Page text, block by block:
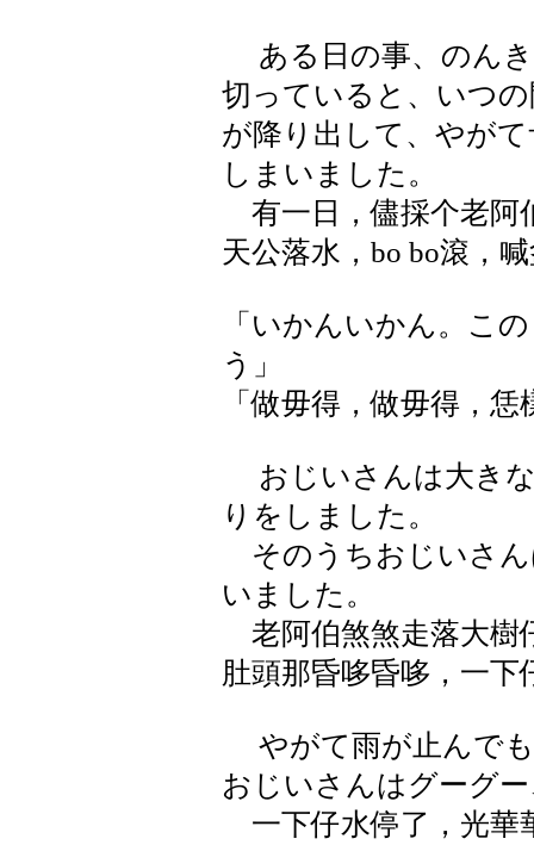
ある日の事、のん
切っていると、いつ
が降り出して、やが
しまいました。
有一日，儘採个老阿
天公落水，bo bo滾，
「いかんいかん。こ
う」
「做毋得，做毋得，
おじいさんは大き
りをしました。
そのうちおじいさん
いました。
老阿伯煞煞走落大樹
肚頭那昏哆昏哆，一下
やがて雨が止んで
おじいさんはグーグ
一下仔水停了，光華